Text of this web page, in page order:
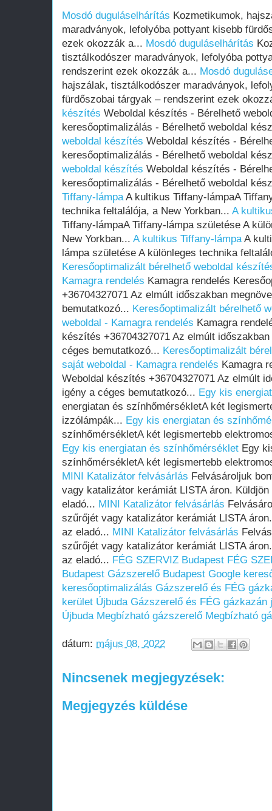
Mosdó duguláselhárítás Kozmetikumok,
maradványok, lefolyóba pottyant kisebb
ezek okozzák a... Mosdó duguláselhárítás
tisztálkodószer maradványok, lefolyóba
rendszerint ezek okozzák a... Mosdó
hajszálak, tisztálkodószer maradványok,
fürdőszobai tárgyak – rendszerint ezek
készítés Weboldal készítés - Bérelhető
keresőoptimalizálás - Bérelhető weboldal
weboldal készítés Weboldal készítés -
keresőoptimalizálás - Bérelhető weboldal
weboldal készítés Weboldal készítés -
keresőoptimalizálás - Bérelhető weboldal
Tiffany-lámpaA kultikus Tiffany-lámpaA
technika feltalálója, a New Yorkban... A
Tiffany-lámpaA Tiffany-lámpa születése A
New Yorkban... A kultikus Tiffany-lámpaA
lámpa születése A különleges technika
Keresőoptimalizált bérelhető weboldal
Kamagra rendelés Kamagra rendelés
+36704327071 Az elmúlt időszakban
bemutatkozó... Keresőoptimalizált bérelhető
weboldal - Kamagra rendelés Kamagra
készítés +36704327071 Az elmúlt
céges bemutatkozó... Keresőoptimalizált
saját weboldal - Kamagra rendelés Kamagra
Weboldal készítés +36704327071 Az elmúlt
igény a céges bemutatkozó... Egy kis
energiatan és színhőmérsékletA két
izzólámpák... Egy kis energiatan és
színhőmérsékletA két legismertebb
Egy kis energiatan és színhőmérséklet Egy
színhőmérsékletA két legismertebb
MINI Katalizátor felvásárlás Felvásároljuk
vagy katalizátor kerámiát LISTA áron.
eladó... MINI Katalizátor felvásárlás
szűrőjét vagy katalizátor kerámiát LISTA
az eladó... MINI Katalizátor felvásárlás
szűrőjét vagy katalizátor kerámiát LISTA
az eladó... FÉG SZERVIZ Budapest FÉG
Budapest Gázszerelő Budapest Google
keresőoptimalizálás Gázszerelő és FÉG
kerület Újbuda Gázszerelő és FÉG
Újbuda Megbízható gázszerelő Megbízható
dátum: május 08, 2022
Nincsenek megjegyzések:
Megjegyzés küldése